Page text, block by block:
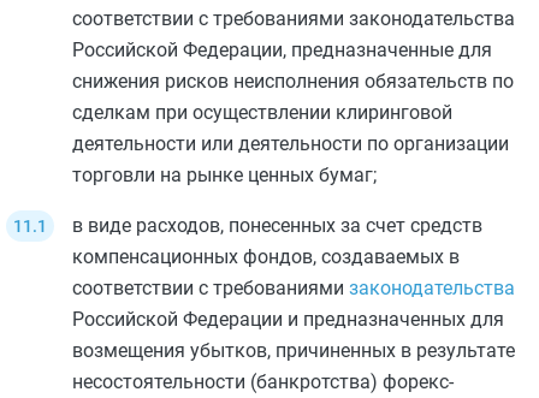
соответствии с требованиями законодательства
Российской Федерации, предназначенные для
снижения рисков неисполнения обязательств по
сделкам при осуществлении клиринговой
деятельности или деятельности по организации
торговли на рынке ценных бумаг;
в виде расходов, понесенных за счет средств
компенсационных фондов, создаваемых в
соответствии с требованиями законодательства
Российской Федерации и предназначенных для
возмещения убытков, причиненных в результате
несостоятельности (банкротства) форекс-